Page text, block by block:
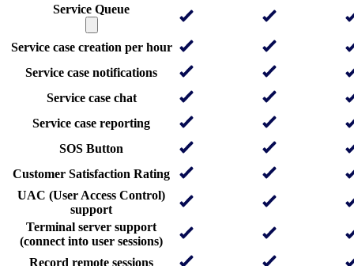
Service Queue
Service case creation per hour
Service case notifications
Service case chat
Service case reporting
SOS Button
Customer Satisfaction Rating
UAC (User Access Control)
support
Terminal server support
(connect into user sessions)
Record remote sessions